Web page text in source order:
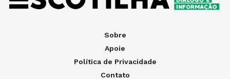
Sobre
Apoie
Política de Privacidade
Contato